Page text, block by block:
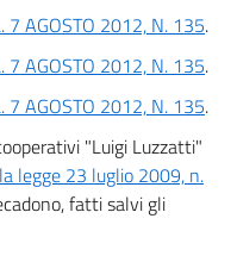
7 AGOSTO 2012, N. 135.
7 AGOSTO 2012, N. 135.
7 AGOSTO 2012, N. 135.
"Luigi Luzzatti"
legge 23 luglio 2009, n.
fatti salvi gli